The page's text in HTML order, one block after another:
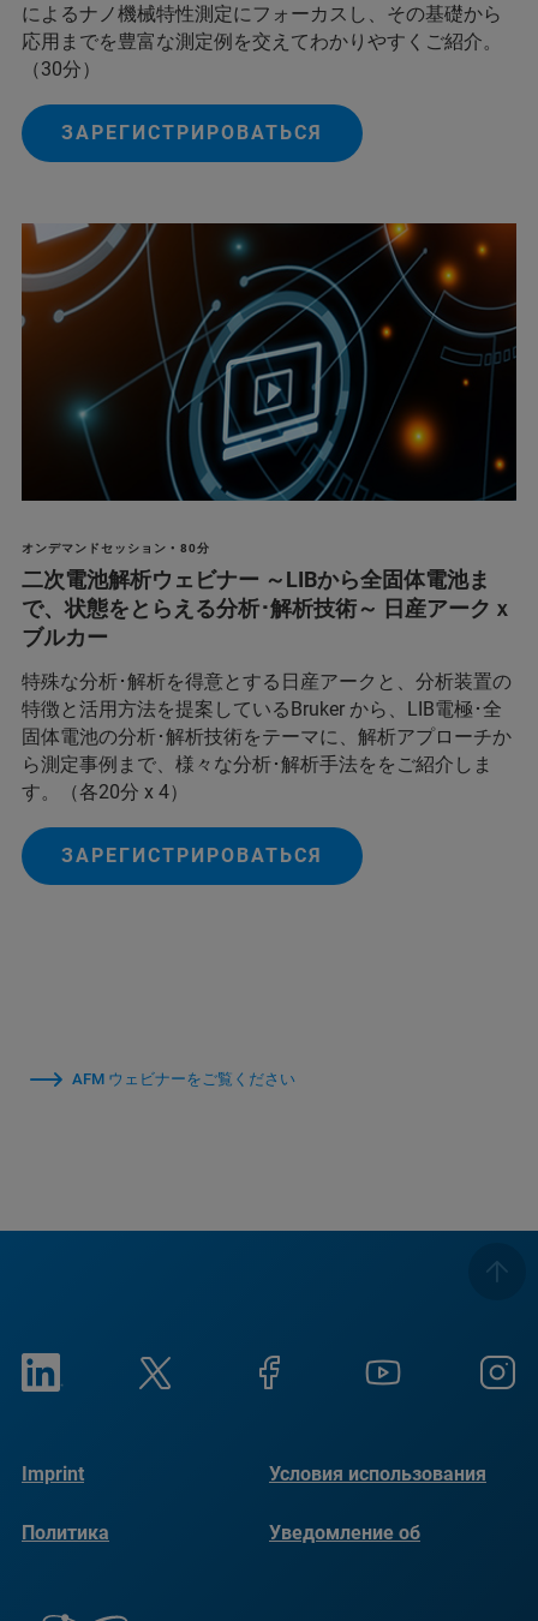
によるナノ機械特性測定にフォーカスし、その基礎から
応用までを豊富な測定例を交えてわかりやすくご紹介。
（30分）
ЗАРЕГИСТРИРОВАТЬСЯ
オンデマンドセッション • 80分
二次電池解析ウェビナー ～LIBから全固体電池ま
で、状態をとらえる分析･解析技術～ 日産アークｘ
ブルカー
特殊な分析･解析を得意とする日産アークと、分析装置の
特徴と活用方法を提案しているBruker から、LIB電極･全
固体電池の分析･解析技術をテーマに、解析アプローチか
ら測定事例まで、様々な分析･解析手法ををご紹介しま
す。（各20分 x 4）
ЗАРЕГИСТРИРОВАТЬСЯ
AFM ウェビナーをご覧ください
Imprint Условия использования
Политика
Уведомление об